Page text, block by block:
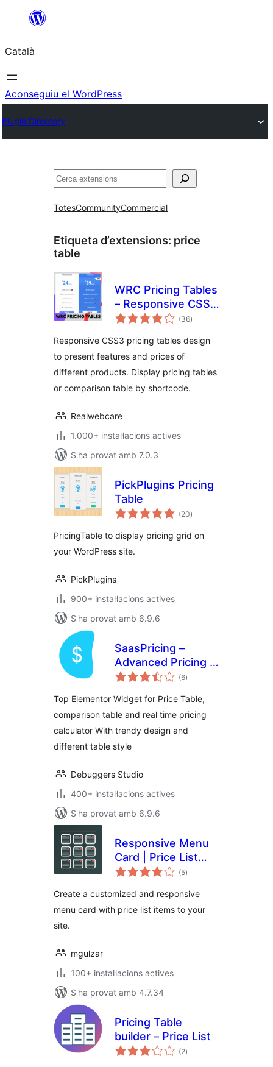
contingut
Català
Aconseguiu el WordPress
Plugin Directory
Cerca
TotesCommunityCommercial
Etiqueta d’extensions: price
table
WRC Pricing Tables
– Responsive CSS3
Pricing Tables
(36puntuacions
totals
)
Responsive CSS3 pricing tables design
to present features and prices of
different products. Display pricing tables
or comparison table by shortcode.
Realwebcare
1.000+ instal·lacions actives
S'ha provat amb 7.0.3
PickPlugins Pricing
Table
(20puntuacions
totals
)
PricingTable to display pricing grid on
your WordPress site.
PickPlugins
900+ instal·lacions actives
S'ha provat amb 6.9.6
SaasPricing –
Advanced Pricing &
Comparison Tables
(6puntuacions
totals
)
Top Elementor Widget for Price Table,
comparison table and real time pricing
calculator With trendy design and
different table style
Debuggers Studio
400+ instal·lacions actives
S'ha provat amb 6.9.6
Responsive Menu
Card | Price List
Items
(5puntuacions
totals
)
Create a customized and responsive
menu card with price list items to your
site.
mgulzar
100+ instal·lacions actives
S'ha provat amb 4.7.34
Pricing Table
builder – Price List
(2puntuacions
totals
)